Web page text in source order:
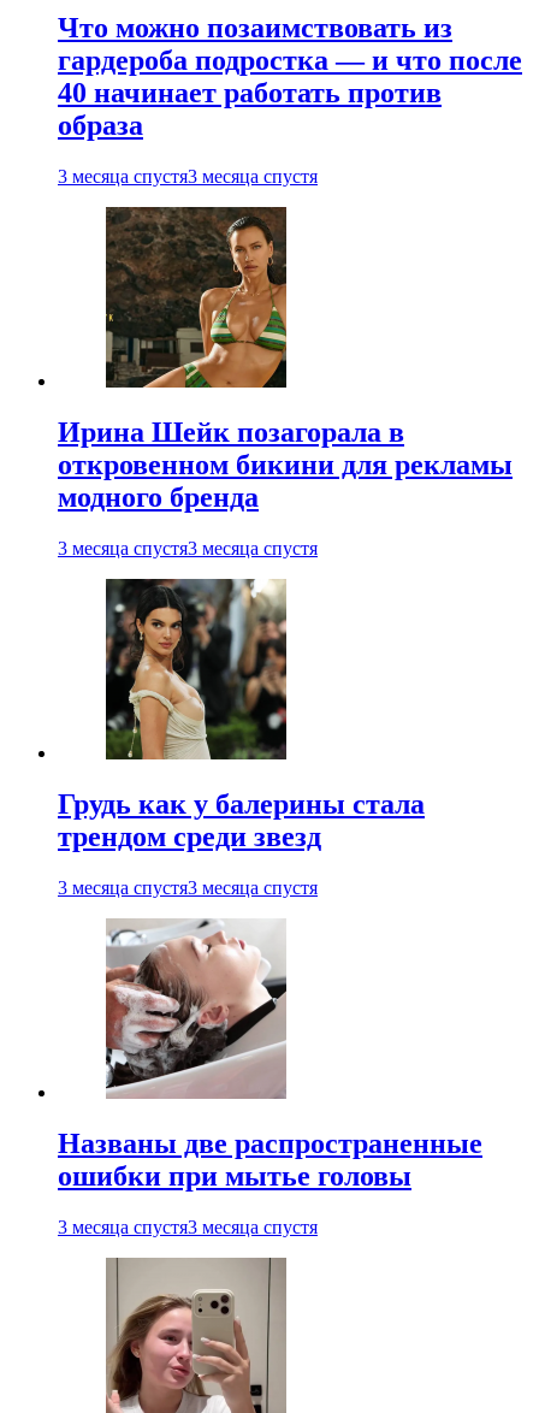
Что можно позаимствовать из
гардероба подростка — и что после
40 начинает работать против
образа
3 месяца спустя3 месяца спустя
Ирина Шейк позагорала в
откровенном бикини для рекламы
модного бренда
3 месяца спустя3 месяца спустя
Грудь как у балерины стала
трендом среди звезд
3 месяца спустя3 месяца спустя
Названы две распространенные
ошибки при мытье головы
3 месяца спустя3 месяца спустя